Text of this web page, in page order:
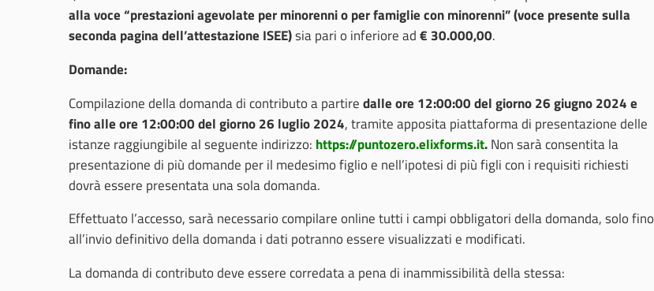
alla voce “prestazioni agevolate per minorenni o per famiglie con minorenni” (voce presente sulla
seconda pagina dell’attestazione ISEE)sia pari o inferiore ad€ 30.000,00.
Domande:
Compilazione della domanda di contributo a partiredalle ore 12:00:00 del giorno 26 giugno 2024 e
fino alle ore 12:00:00 del giorno 26 luglio 2024, tramite apposita piattaforma di presentazione delle
istanze raggiungibile al seguente indirizzo: https://puntozero.elixforms.it.Non sarà consentita la
presentazione di più domande per il medesimo figlio e nell’ipotesi di più figli con i requisiti richiesti
dovrà essere presentata una sola domanda.
Effettuato l’accesso, sarà necessario compilare online tutti i campi obbligatori della domanda, solo fino
all’invio definitivo della domanda i dati potranno essere visualizzati e modificati.
La domanda di contributo deve essere corredata a pena di inammissibilità della stessa: